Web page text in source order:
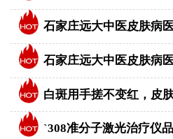
石家庄远大中医皮肤病
石家庄远大中医皮肤病